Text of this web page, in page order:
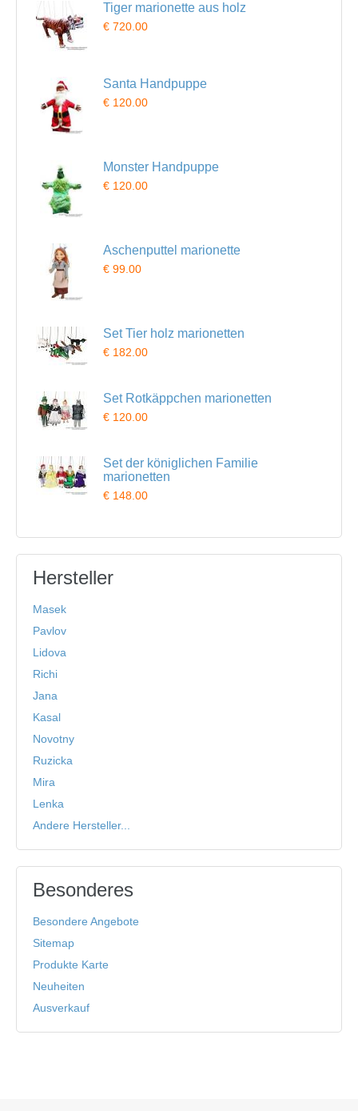
Tiger marionette aus holz
€ 720.00
Santa Handpuppe
€ 120.00
Monster Handpuppe
€ 120.00
Aschenputtel marionette
€ 99.00
Set Tier holz marionetten
€ 182.00
Set Rotkäppchen marionetten
€ 120.00
Set der königlichen Familie
marionetten
€ 148.00
Hersteller
Masek
Pavlov
Lidova
Richi
Jana
Kasal
Novotny
Ruzicka
Mira
Lenka
Andere Hersteller...
Besonderes
Besondere Angebote
Sitemap
Produkte Karte
Neuheiten
Ausverkauf